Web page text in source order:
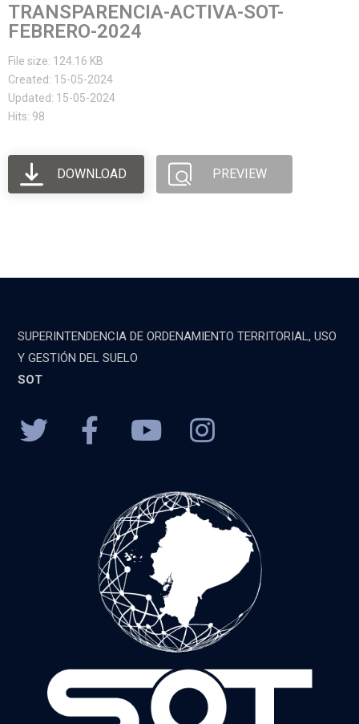
TRANSPARENCIA-ACTIVA-SOT-
FEBRERO-2024
File size: 124.16 KB
Created: 15-05-2024
Updated: 15-05-2024
Hits: 98
DOWNLOAD PREVIEW
SUPERINTENDENCIA DE ORDENAMIENTO TERRITORIAL, USO
Y GESTIÓN DEL SUELO
SOT